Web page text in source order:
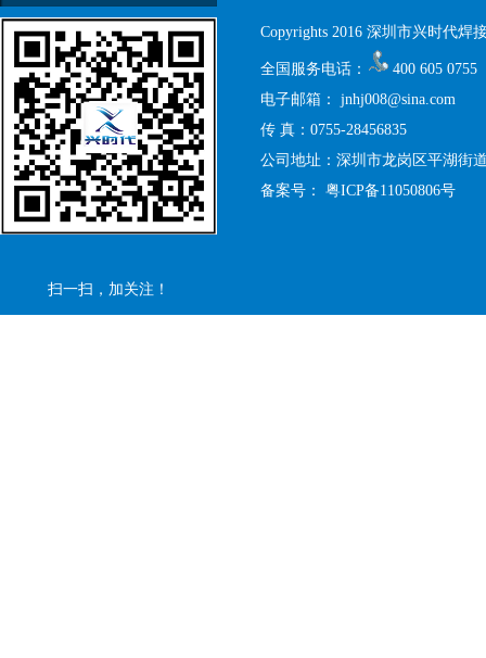
扫一扫，加关注！
Copyrights 2016 深圳市兴时代焊
全国服务电话：
400 605 0755
电子邮箱： jnhj008@sina.com
传 真：0755-28456835
公司地址：深圳市龙岗区平湖街
备案号： 粤ICP备11050806号